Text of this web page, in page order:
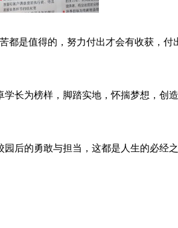
都是值得的，努力付出才会有收获，付
长为榜样，脚踏实地，怀揣梦想，创
后的勇敢与担当，这都是人生的必经